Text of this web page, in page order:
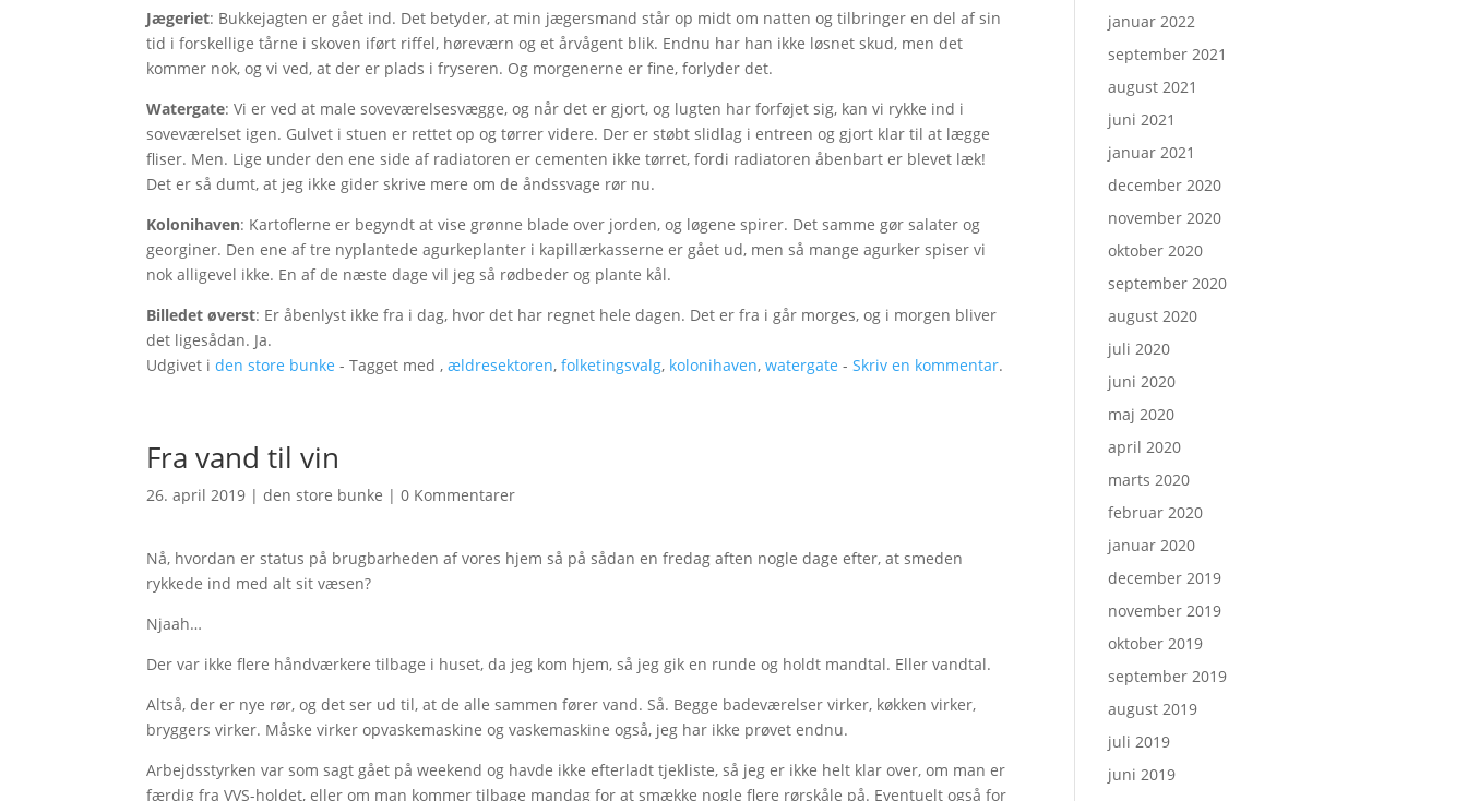
Jægeriet: Bukkejagten er gået ind. Det betyder, at min jægersmand står op midt om natten og tilbringer en del af sin
tid i forskellige tårne i skoven iført riffel, høreværn og et årvågent blik. Endnu har han ikke løsnet skud, men det
kommer nok, og vi ved, at der er plads i fryseren. Og morgenerne er fine, forlyder det.
Watergate: Vi er ved at male soveværelsesvægge, og når det er gjort, og lugten har forføjet sig, kan vi rykke ind i
soveværelset igen. Gulvet i stuen er rettet op og tørrer videre. Der er støbt slidlag i entreen og gjort klar til at lægge
fliser. Men. Lige under den ene side af radiatoren er cementen ikke tørret, fordi radiatoren åbenbart er blevet læk!
Det er så dumt, at jeg ikke gider skrive mere om de åndssvage rør nu.
Kolonihaven: Kartoflerne er begyndt at vise grønne blade over jorden, og løgene spirer. Det samme gør salater og
georginer. Den ene af tre nyplantede agurkeplanter i kapillærkasserne er gået ud, men så mange agurker spiser vi
nok alligevel ikke. En af de næste dage vil jeg så rødbeder og plante kål.
Billedet øverst: Er åbenlyst ikke fra i dag, hvor det har regnet hele dagen. Det er fra i går morges, og i morgen bliver
det ligesådan. Ja.
Udgivet iden store bunke - Tagget med ,ældresektoren,folketingsvalg, kolonihaven,watergate -Skriv en kommentar.
Fra vand til vin
26. april 2019 |den store bunke |0 Kommentarer
Nå, hvordan er status på brugbarheden af vores hjem så på sådan en fredag aften nogle dage efter, at smeden
rykkede ind med alt sit væsen?
Njaah…
Der var ikke flere håndværkere tilbage i huset, da jeg kom hjem, så jeg gik en runde og holdt mandtal. Eller vandtal.
Altså, der er nye rør, og det ser ud til, at de alle sammen fører vand. Så. Begge badeværelser virker, køkken virker,
bryggers virker. Måske virker opvaskemaskine og vaskemaskine også, jeg har ikke prøvet endnu.
Arbejdsstyrken var som sagt gået på weekend og havde ikke efterladt tjekliste, så jeg er ikke helt klar over, om man er
færdig fra VVS-holdet, eller om man kommer tilbage mandag for at smække nogle flere rørskåle på. Eventuelt også for
januar 2022
september 2021
august 2021
juni 2021
januar 2021
december 2020
november 2020
oktober 2020
september 2020
august 2020
juli 2020
juni 2020
maj 2020
april 2020
marts 2020
februar 2020
januar 2020
december 2019
november 2019
oktober 2019
september 2019
august 2019
juli 2019
juni 2019